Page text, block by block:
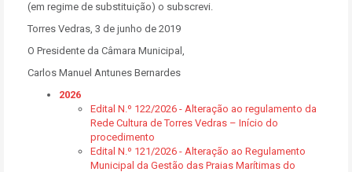
(em regime de substituição) o subscrevi.
Torres Vedras, 3 de junho de 2019
O Presidente da Câmara Municipal,
Carlos Manuel Antunes Bernardes
2026
Edital N.º 122/2026 - Alteração ao regulamento da
Rede Cultura de Torres Vedras – Início do
procedimento
Edital N.º 121/2026 - Alteração ao Regulamento
Municipal da Gestão das Praias Marítimas do